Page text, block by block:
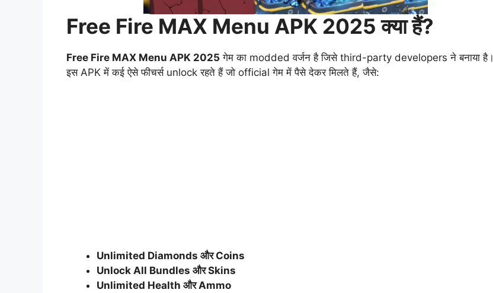
Free Fire MAX Menu APK 2025 क्या हैं?
Free Fire MAX Menu APK 2025 गेम का modded वर्जन है जिसे third-party developers ने बनाया है।
इस APK में कई ऐसे फीचर्स unlock रहते हैं जो official गेम में पैसे देकर मिलते हैं, जैसे:
Unlimited Diamonds और Coins
Unlock All Bundles और Skins
Unlimited Health और Ammo